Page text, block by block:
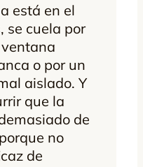
está en el
se cuela por
o por un
aislado. Y
que la
de
no
de